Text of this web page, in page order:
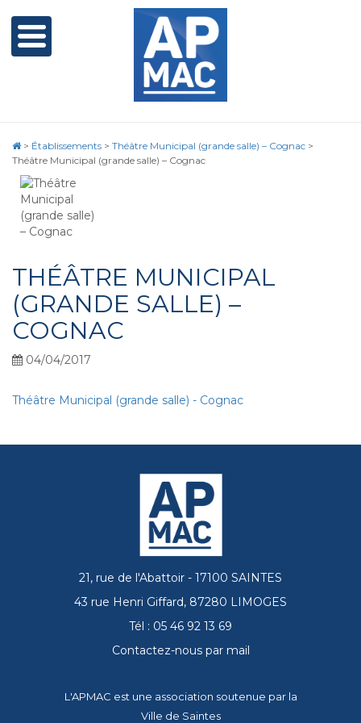
> Établissements > Théâtre Municipal (grande salle) – Cognac >
Théâtre Municipal (grande salle) – Cognac
THÉÂTRE MUNICIPAL
(GRANDE SALLE) –
COGNAC
04/04/2017
Théâtre Municipal (grande salle) - Cognac
21, rue de l'Abattoir - 17100 SAINTES
43 rue Henri Giffard, 87280 LIMOGES
Tél : 05 46 92 13 69
Contactez-nous par mail
L'APMAC est une association soutenue par la
Ville de Saintes